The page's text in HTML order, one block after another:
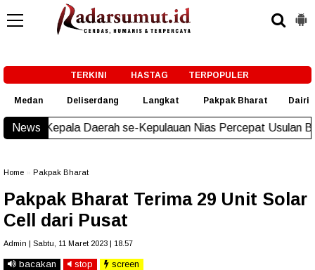
TERKINI HASTAG TERPOPULER
Medan Deliserdang Langkat Pakpak Bharat Dairi
Newsse-Kepulauan Nias Percepat Usulan BKP 2027 New!
Home Pakpak Bharat
Pakpak Bharat Terima 29 Unit Solar
Cell dari Pusat
Admin | Sabtu, 11 Maret 2023 | 18.57
bacakan stop screen